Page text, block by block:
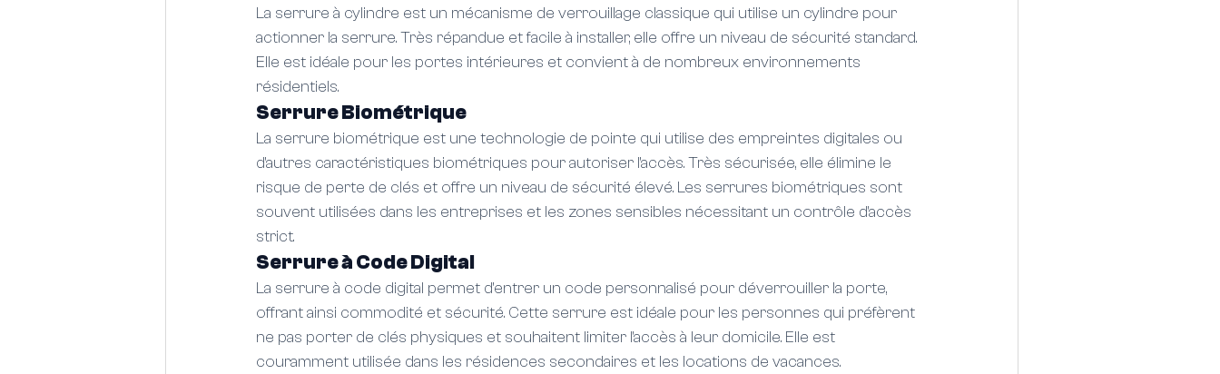
La serrure à cylindre est un mécanisme de verrouillage classique qui utilise un cylindre pour
actionner la serrure. Très répandue et facile à installer, elle offre un niveau de sécurité standard.
Elle est idéale pour les portes intérieures et convient à de nombreux environnements
résidentiels.
Serrure Biométrique
La serrure biométrique est une technologie de pointe qui utilise des empreintes digitales ou
d'autres caractéristiques biométriques pour autoriser l'accès. Très sécurisée, elle élimine le
risque de perte de clés et offre un niveau de sécurité élevé. Les serrures biométriques sont
souvent utilisées dans les entreprises et les zones sensibles nécessitant un contrôle d'accès
strict.
Serrure à Code Digital
La serrure à code digital permet d'entrer un code personnalisé pour déverrouiller la porte,
offrant ainsi commodité et sécurité. Cette serrure est idéale pour les personnes qui préfèrent
ne pas porter de clés physiques et souhaitent limiter l'accès à leur domicile. Elle est
couramment utilisée dans les résidences secondaires et les locations de vacances.